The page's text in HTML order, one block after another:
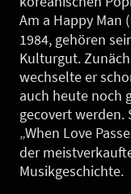
Am a Happy Man
1984, gehören
Kulturgut.
wechselte er
auch heute noch
gecovert werden.
„When Love
der
Musikgeschichte.